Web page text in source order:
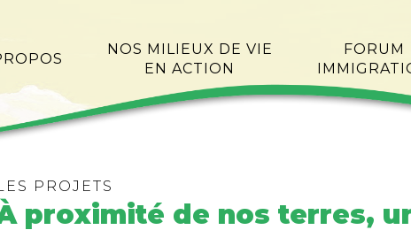
NOS MILIEUX DE VIE
EN ACTION
FORUM
PROJETS
proximité de nos terres,